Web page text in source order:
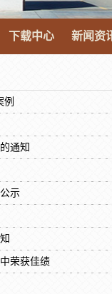
下载中心 新闻资
例
通知
示
荣获佳绩